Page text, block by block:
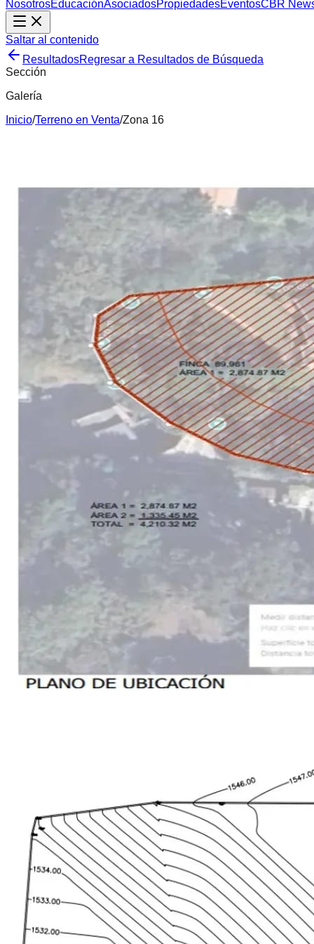
NosotrosEducaciónAsociadosPropiedadesEventosCBR
Saltar al contenido
ResultadosRegresar a Resultados de Búsqueda
Sección
Galería
Inicio/Terreno en Venta/Zona 16